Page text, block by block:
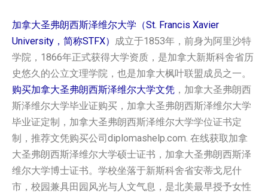
加拿大圣弗朗西斯泽维尔大学（St. Francis Xavier
University，简称STFX）
成立于1853年，前身为阿里沙特
学院，1866年正式获得大学资质，是加拿大新斯科舍省历
史悠久的公立文理学院，也是加拿大枫叶联盟成员之一。
购买加拿大圣弗朗西斯泽维尔大学‌‌‌‌‌‌‌‌文凭 ，加拿大圣弗朗西
斯泽维尔大学‌‌‌‌‌‌‌‌毕业证购买，加拿大圣弗朗西斯泽维尔大学‌‌‌‌‌‌‌‌
毕业证定制，加拿大圣弗朗西斯泽维尔大学‌‌‌‌‌‌‌‌学位证书定
制，推荐文凭购买公司diplomashelp.com. 在线获取加拿
大圣弗朗西斯泽维尔大学‌‌‌‌‌‌‌‌硕士证书，加拿大圣弗朗西斯泽
维尔大学‌‌‌‌‌‌‌‌博士证书。学校坐落于新斯科舍省安蒂戈尼什
市，校园兼具田园风光与人文气息，是北美最早授予女性